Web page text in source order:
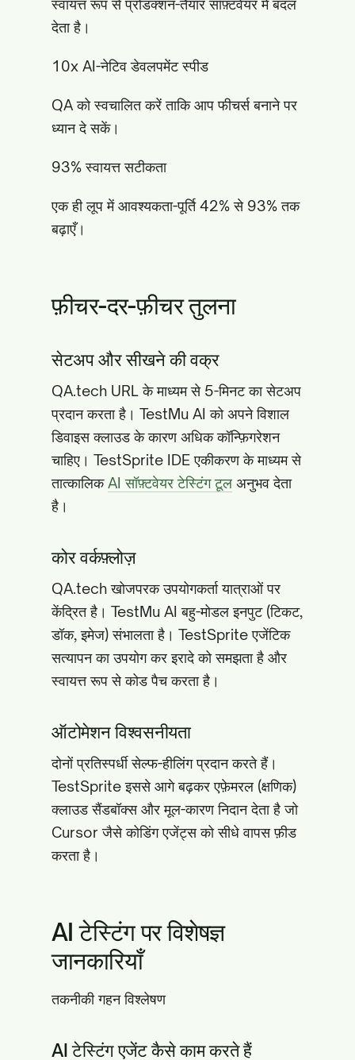
स्वायत्त रूप से प्रोडक्शन-तैयार सॉफ़्टवेयर में बदल
देता है।
10x AI-नेटिव डेवलपमेंट स्पीड
QA को स्वचालित करें ताकि आप फीचर्स बनाने पर
ध्यान दे सकें।
93% स्वायत्त सटीकता
एक ही लूप में आवश्यकता-पूर्ति 42% से 93% तक
बढ़ाएँ।
फ़ीचर-दर-फ़ीचर तुलना
सेटअप और सीखने की वक्र
QA.tech URL के माध्यम से 5-मिनट का सेटअप
प्रदान करता है। TestMu AI को अपने विशाल
डिवाइस क्लाउड के कारण अधिक कॉन्फ़िगरेशन
चाहिए। TestSprite IDE एकीकरण के माध्यम से
तात्कालिकAI सॉफ़्टवेयर टेस्टिंग टूल अनुभव देता
है।
कोर वर्कफ़्लोज़
QA.tech खोजपरक उपयोगकर्ता यात्राओं पर
केंद्रित है। TestMu AI बहु-मोडल इनपुट (टिकट,
डॉक, इमेज) संभालता है। TestSprite एजेंटिक
सत्यापन का उपयोग कर इरादे को समझता है और
स्वायत्त रूप से कोड पैच करता है।
ऑटोमेशन विश्वसनीयता
दोनों प्रतिस्पर्धी सेल्फ-हीलिंग प्रदान करते हैं।
TestSprite इससे आगे बढ़कर एफ़ेमरल (क्षणिक)
क्लाउड सैंडबॉक्स और मूल-कारण निदान देता है जो
Cursor जैसे कोडिंग एजेंट्स को सीधे वापस फ़ीड
करता है।
AI टेस्टिंग पर विशेषज्ञ
जानकारियाँ
तकनीकी गहन विश्लेषण
AI टेस्टिंग एजेंट कैसे काम करते हैं